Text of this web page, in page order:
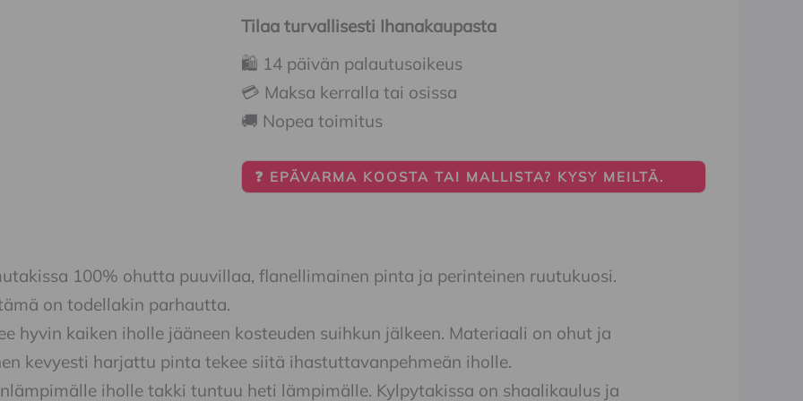
Tilaa turvallisesti Ihanakaupasta
🛍️ 14 päivän palautusoikeus
💳 Maksa kerralla tai osissa
🚚 Nopea toimitus
❓ EPÄVARMA KOOSTA TAI MALLISTA? KYSY MEILTÄ.
100% ohutta puuvillaa, flanellimainen pinta ja perinteinen ruutukuosi.
on todellakin parhautta.
hyvin kaiken iholle jääneen kosteuden suihkun jälkeen. Materiaali on ohut ja
kevyesti harjattu pinta tekee siitä ihastuttavanpehmeän iholle.
iholle takki tuntuu heti lämpimälle. Kylpytakissa on shaalikaulus ja